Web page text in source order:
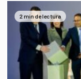
2 min de lectura